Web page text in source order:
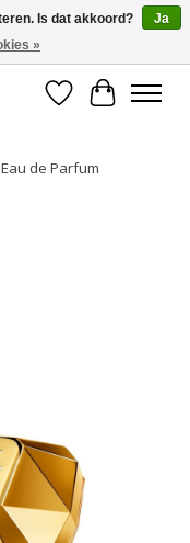
Verlanglijst
de Parfum
Is dat akkoord?
Ja
»